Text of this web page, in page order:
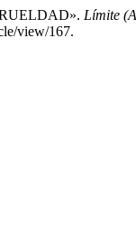
Límite
view/167.